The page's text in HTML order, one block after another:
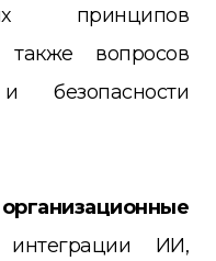
принципов
вопросов
безопасности
интеграции ИИ,